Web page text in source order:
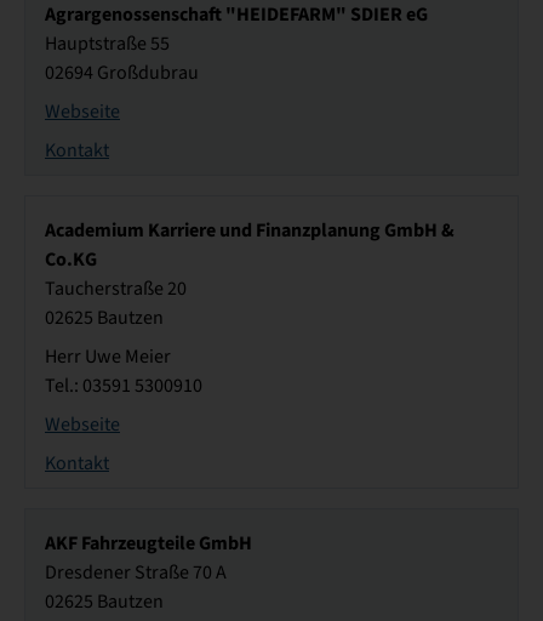
Agrargenossenschaft "HEIDEFARM" SDIER eG
Hauptstraße 55
02694 Großdubrau
Webseite
Kontakt
Academium Karriere und Finanzplanung GmbH &
Co.KG
Taucherstraße 20
02625 Bautzen
Herr Uwe Meier
Tel.: 03591 5300910
Webseite
Kontakt
AKF Fahrzeugteile GmbH
Dresdener Straße 70 A
02625 Bautzen